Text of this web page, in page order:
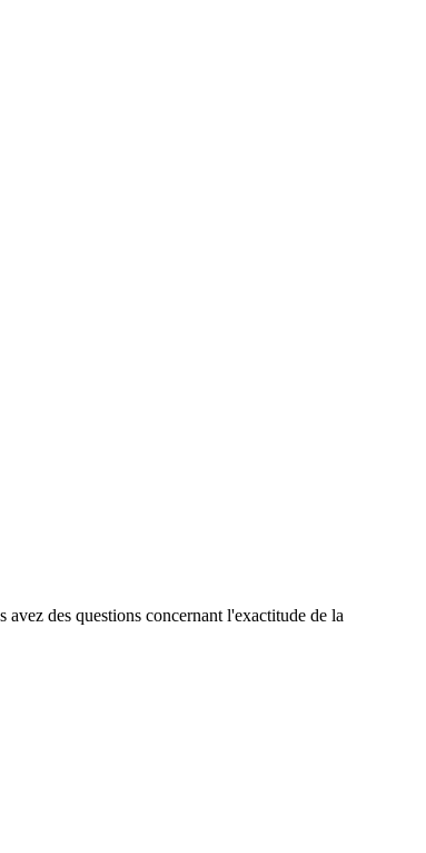
des questions concernant l'exactitude de la